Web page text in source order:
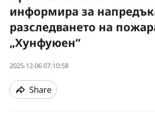
информира за
разследването на
„Хунфуюен“
2025-12-06 07:10:58
Share